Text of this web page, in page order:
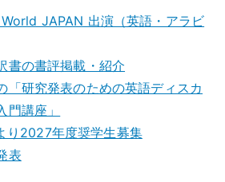
JAPAN 出演（英語・アラビ
書の書評掲載・紹介
「研究発表のための英語ディスカ
⾨講座」
り2027年度奨学生募集
表